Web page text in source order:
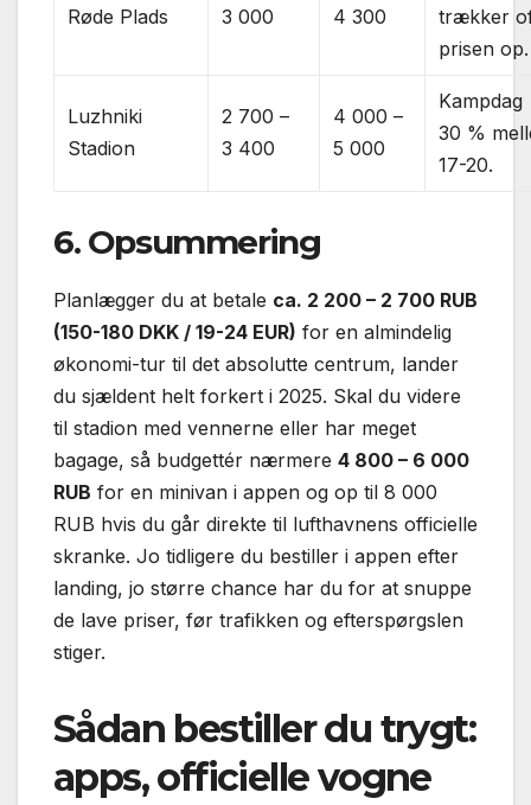
Røde Plads
3 000
4 300
trækker
prisen op.
Luzhniki
Stadion
2 700 –
3 400
4 000 –
5 000
30 %
17-20.
6. Opsummering
Planlægger du at betale ca. 2 200 – 2 700 RUB
(150-180 DKK / 19-24 EUR) for en almindelig
økonomi-tur til det absolutte centrum, lander
du sjældent helt forkert i 2025. Skal du videre
til stadion med vennerne eller har meget
bagage, så budgettér nærmere 4 800 – 6 000
RUB for en minivan i appen og op til 8 000
RUB hvis du går direkte til lufthavnens officielle
skranke. Jo tidligere du bestiller i appen efter
landing, jo større chance har du for at snuppe
de lave priser, før trafikken og efterspørgslen
stiger.
Sådan bestiller du trygt:
apps, officielle vogne